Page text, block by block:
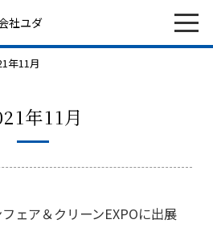
社ユダ
年11月
年11月
ェア＆クリーンEXPOに出展